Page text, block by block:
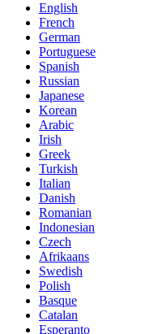
English
French
German
Portuguese
Spanish
Russian
Japanese
Korean
Arabic
Irish
Greek
Turkish
Italian
Danish
Romanian
Indonesian
Czech
Afrikaans
Swedish
Polish
Basque
Catalan
Esperanto